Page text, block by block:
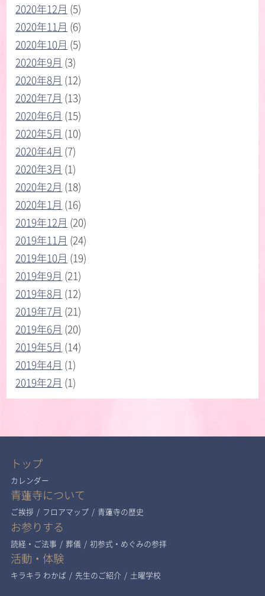
2020年12月 (5)
2020年11月 (6)
2020年10月 (5)
2020年9月 (3)
2020年8月 (12)
2020年7月 (13)
2020年6月 (15)
2020年5月 (10)
2020年4月 (7)
2020年3月 (1)
2020年2月 (18)
2020年1月 (16)
2019年12月 (20)
2019年11月 (24)
2019年10月 (19)
2019年9月 (21)
2019年8月 (12)
2019年7月 (21)
2019年6月 (20)
2019年5月 (14)
2019年4月 (1)
2019年2月 (1)
トップ
カレンダー
青蓮寺について
ご挨拶 / フロアマップ / 青蓮寺の歴史
お参りする
読経・ご法事 / 葬儀 / 初参式・めぐみの参拝
活動・体験
キラキラ わかば / 先生のご紹介 / 土曜学校